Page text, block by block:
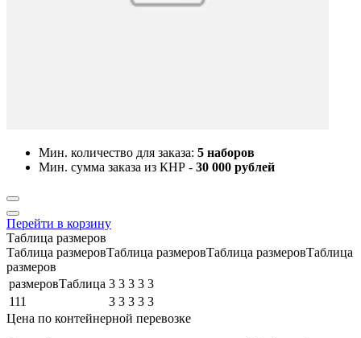
Мин. количество для заказа: 5 наборов
Мин. сумма заказа из КНР - 30 000 рублей
Перейти в корзину
Таблица размеров
Таблица размеровТаблица размеровТаблица размеровТаблица
размеров
размеровТаблица 3 3 3 3 3
111
3 3 3 3 3
Цена по контейнерной перевозке